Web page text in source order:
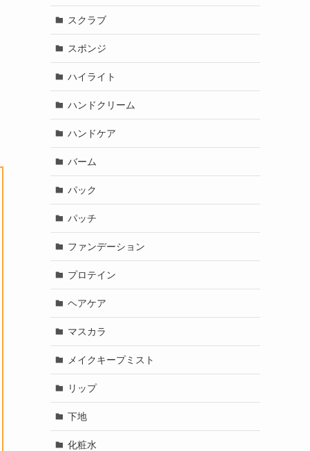
スクラブ
スポンジ
ハイライト
ハンドクリーム
ハンドケア
バーム
パック
パッチ
ファンデーション
プロテイン
ヘアケア
マスカラ
メイクキープミスト
リップ
下地
化粧水